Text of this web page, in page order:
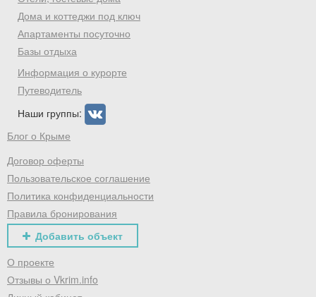
Дома и коттеджи под ключ
Апартаменты посуточно
Базы отдыха
Информация о курорте
Путеводитель
Наши группы:
Блог о Крыме
Договор оферты
Пользовательское соглашение
Политика конфиденциальности
Правила бронирования
Добавить объект
О проекте
Отзывы о Vkrim.info